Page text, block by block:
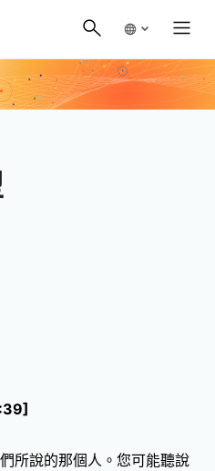
所說的那個人。您可能聽說